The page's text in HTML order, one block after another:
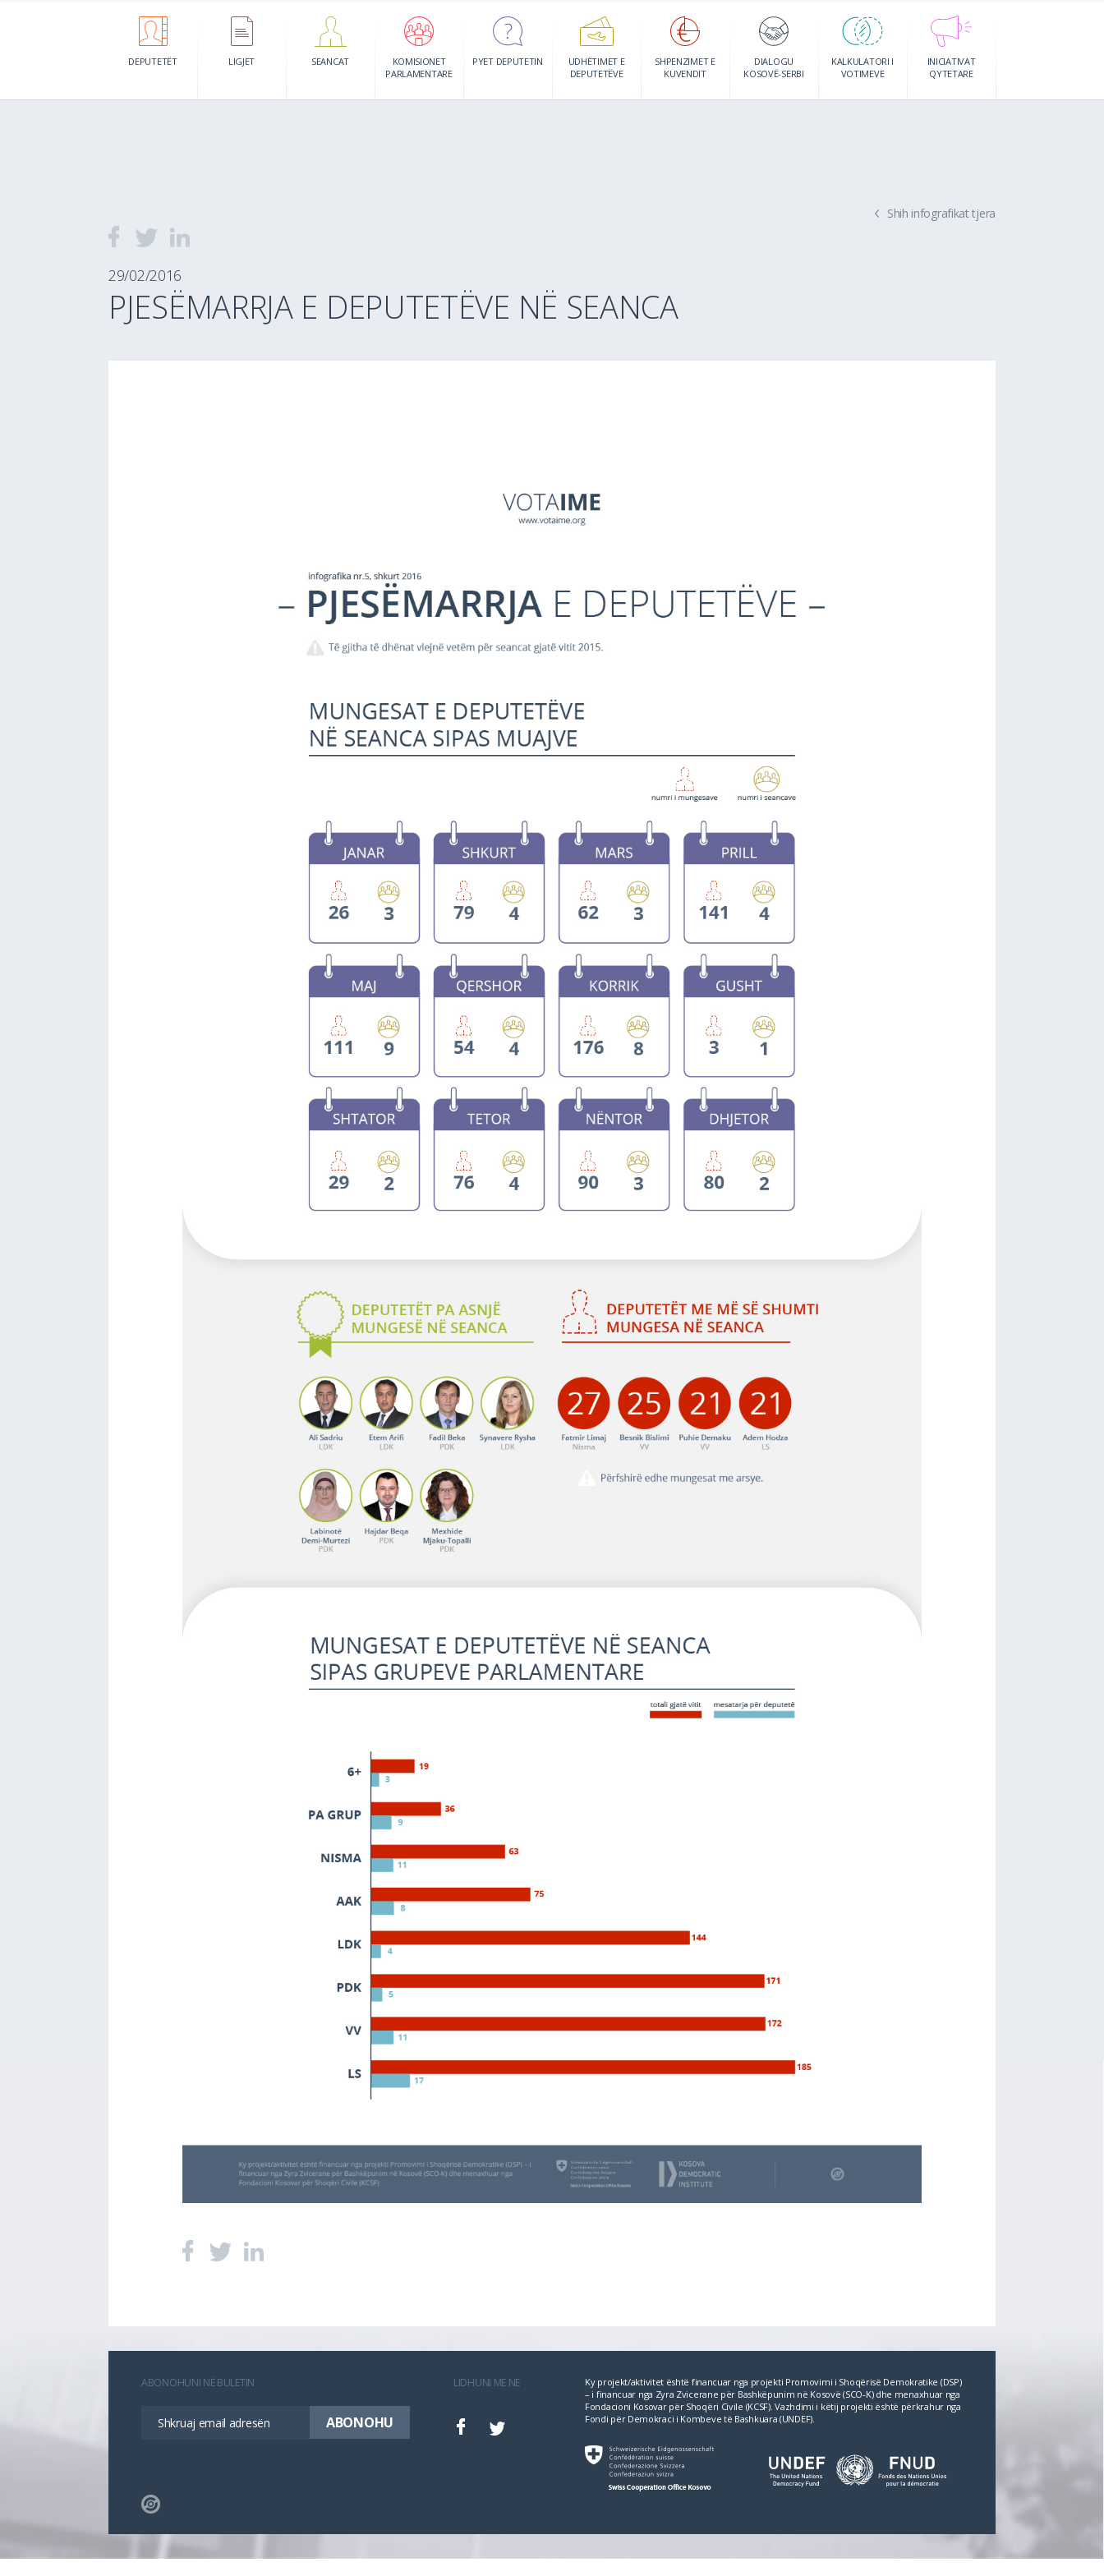
DEPUTETËT LIGJET SEANCAT
KOMISIONET
PARLAMENTARE
PYET DEPUTETIN
UDHËTIMET E
DEPUTETËVE
SHPENZIMET E
KUVENDIT
DIALOGU
KOSOVË-SERBI
KALKULATORI I
VOTIMEVE
INICIATIVAT
QYTETARE
Shih infografikat tjera
29/02/2016
PJESËMARRJA E DEPUTETËVE NË SEANCA
ABONOHUNI NË BULETIN LIDHUNI ME NE
Ky projekt/aktivitet është financuar nga projekti Promovimi i Shoqërisë Demokratike (DSP)
– i financuar nga Zyra Zvicerane për Bashkëpunim në Kosovë (SCO‐K) dhe menaxhuar nga
Fondacioni Kosovar për Shoqëri Civile (KCSF). Vazhdimi i këtij projekti është përkrahur nga
Fondi për Demokraci i Kombeve të Bashkuara (UNDEF).